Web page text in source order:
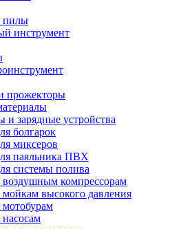
пилы
инструмент
прожекторы
и зарядные устройства
болгарок
миксеров
паяльника ПВХ
системы полива
воздушным компрессорам
высокого давления